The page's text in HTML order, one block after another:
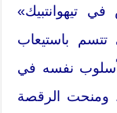
تيهوانتبيك»
تتسم باستيعاب
نفسه في
ومنحت الرقصة